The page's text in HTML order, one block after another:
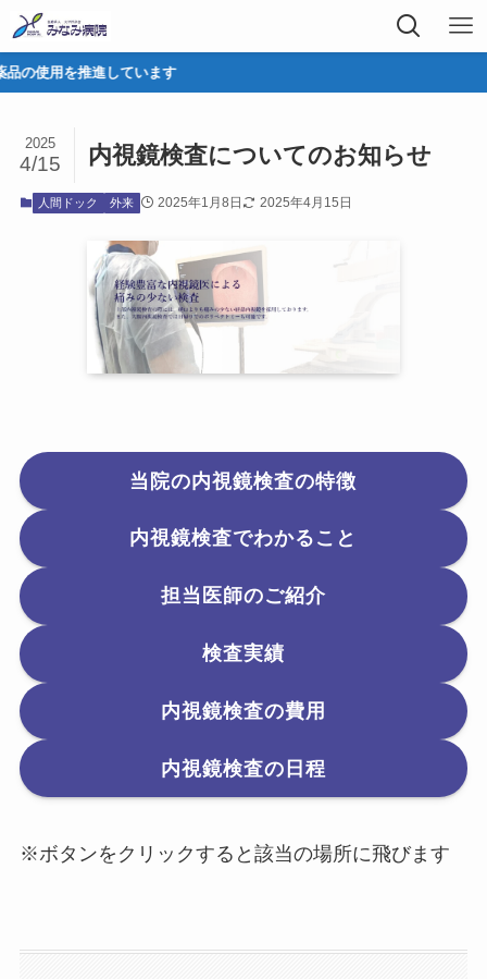
進しています
内視鏡検査についてのお知らせ
2025
4/15
人間ドック 外来 2025年1月8日 2025年4月15日
当院の内視鏡検査の特徴
内視鏡検査でわかること
担当医師のご紹介
検査実績
内視鏡検査の費用
内視鏡検査の日程
※ボタンをクリックすると該当の場所に飛びます